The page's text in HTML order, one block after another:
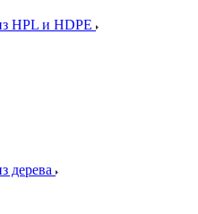
HPL и HDPE
дерева